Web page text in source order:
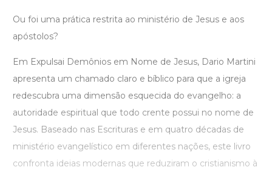
Ou foi uma prática restrita ao ministério de Jesus e aos
apóstolos?
Em Expulsai Demônios em Nome de Jesus, Dario Martini
apresenta um chamado claro e bíblico para que a igreja
redescubra uma dimensão esquecida do evangelho: a
autoridade espiritual que todo crente possui no nome de
Jesus. Baseado nas Escrituras e em quatro décadas de
ministério evangelístico em diferentes nações, este livro
confronta ideias modernas que reduziram o cristianismo à